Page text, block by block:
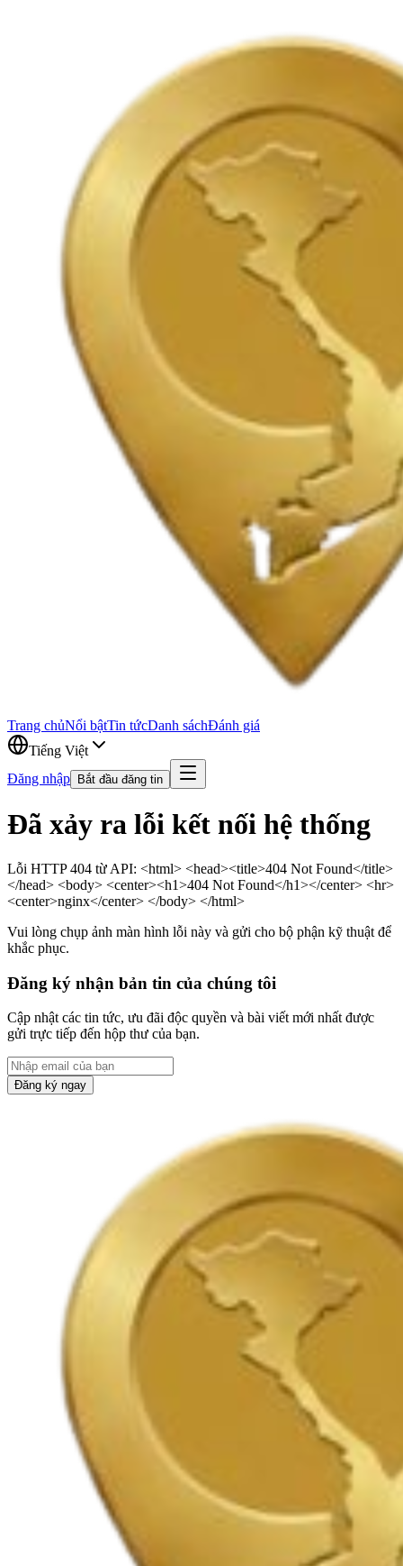
Trang chủNổi bậtTin tứcDanh sáchĐánh giá
Tiếng Việt
Đăng nhập
Bắt đầu đăng tin
Đã xảy ra lỗi kết nối hệ thống
Lỗi HTTP 404 từ API: <html> <head><title>404 Not Found</title>
</head> <body> <center><h1>404 Not Found</h1></center> <hr>
<center>nginx</center> </body> </html>
Vui lòng chụp ảnh màn hình lỗi này và gửi cho bộ phận kỹ thuật để
khắc phục.
Đăng ký nhận bản tin của chúng tôi
Cập nhật các tin tức, ưu đãi độc quyền và bài viết mới nhất được
gửi trực tiếp đến hộp thư của bạn.
Đăng ký ngay